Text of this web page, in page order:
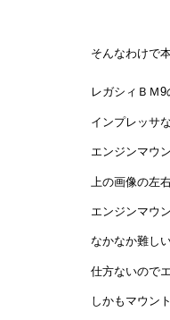
そんなわけで
レガシィＢＭ
インプレッサ
エンジンマウ
上の画像の左
エンジンマウ
なかなか難し
仕方ないので
しかもマウン